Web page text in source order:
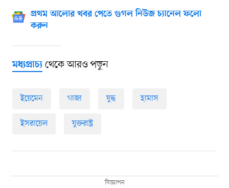
প্রথম আলোর খবর পেতে গুগল নিউজ চ্যানেল ফলো
করুন
মধ্যপ্রাচ্যথেকে আরও পড়ুন
ইয়েমেন গাজা যুদ্ধ হামাস
ইসরায়েল যুক্তরাষ্ট্র